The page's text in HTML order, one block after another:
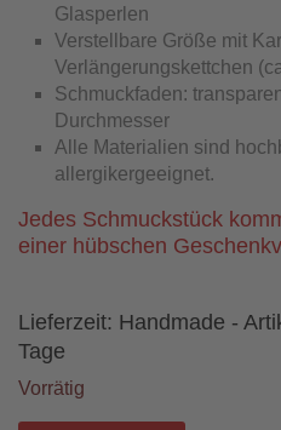
Glasperlen
Verstellbare Größe mit
Verlängerungskettchen
Schmuckfaden:
Durchmesser
Alle Materialien sind
allergikergeeignet.
Jedes Schmuckstück
einer hübschen
Lieferzeit: Handmade -
Tage
Vorrätig